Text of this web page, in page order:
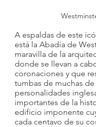
A espaldas de este
está la Abadía de
maravilla de la
donde se llevan a
coronaciones y que
tumbas de muchas de
personalidades
importantes de la
edificio imponente
cada centavo de su